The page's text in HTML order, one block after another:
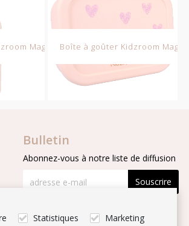
Statistiques Marketing
Magical Meadows
Boîte à goûter Kidzroom
Bulletin
Abonnez-vous à notre liste de diffusion
Souscrire
Suivez-nous